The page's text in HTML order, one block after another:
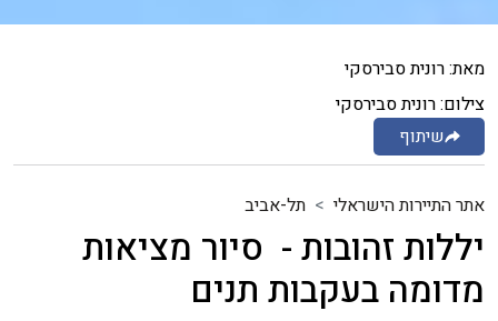
מאת: רונית סבירסקי
צילום: רונית סבירסקי
שיתוף
אתר התיירות הישראלי תל-אביב
יללות זהובות - סיור מציאות
מדומה בעקבות תנים